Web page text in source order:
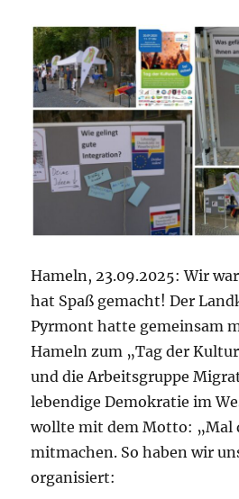
Hameln, 23.09.2025: Wir
hat Spaß gemacht! Der
Pyrmont hatte gemeinsam
Hameln zum „Tag der
und die Arbeitsgruppe
lebendige Demokratie im
wollte mit dem Motto: „Mal
mitmachen. So haben wir
organisiert: